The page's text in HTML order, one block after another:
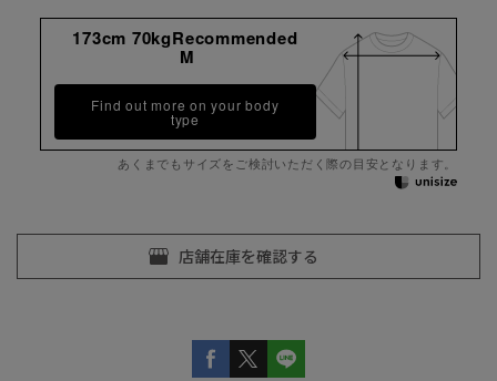
173cm 70kgRecommended
M
Find out more on your body
type
あくまでもサイズをご検討いただく際の目安となります。